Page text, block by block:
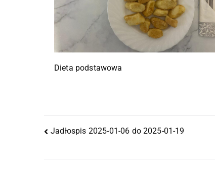
Dieta podstawowa
Jadłospis 2025-01-06 do 2025-01-19